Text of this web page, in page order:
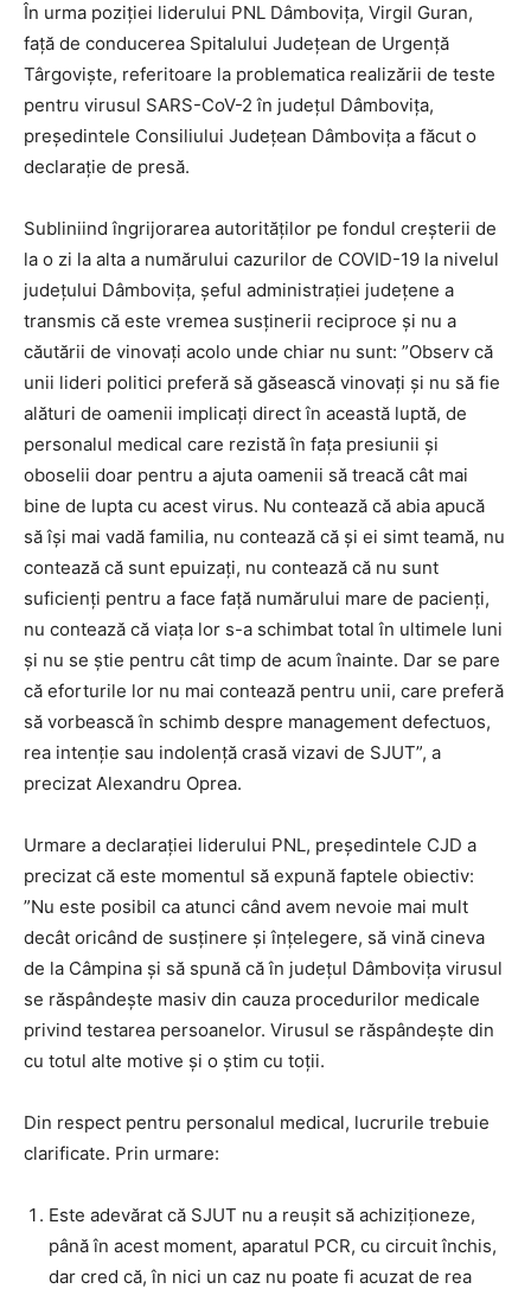
În urma poziției liderului PNL Dâmbovița, Virgil Guran,
față de conducerea Spitalului Județean de Urgență
Târgoviște, referitoare la problematica realizării de teste
pentru virusul SARS-CoV-2 în județul Dâmbovița,
președintele Consiliului Județean Dâmbovița a făcut o
declarație de presă.
Subliniind îngrijorarea autorităților pe fondul creșterii de
la o zi la alta a numărului cazurilor de COVID-19 la nivelul
județului Dâmbovița, șeful administrației județene a
transmis că este vremea susținerii reciproce și nu a
căutării de vinovați acolo unde chiar nu sunt: ”Observ că
unii lideri politici preferă să găsească vinovați și nu să fie
alături de oamenii implicați direct în această luptă, de
personalul medical care rezistă în fața presiunii și
oboselii doar pentru a ajuta oamenii să treacă cât mai
bine de lupta cu acest virus. Nu contează că abia apucă
să își mai vadă familia, nu contează că și ei simt teamă, nu
contează că sunt epuizați, nu contează că nu sunt
suficienți pentru a face față numărului mare de pacienți,
nu contează că viața lor s-a schimbat total în ultimele luni
și nu se știe pentru cât timp de acum înainte. Dar se pare
că eforturile lor nu mai contează pentru unii, care preferă
să vorbească în schimb despre management defectuos,
rea intenție sau indolență crasă vizavi de SJUT”, a
precizat Alexandru Oprea.
Urmare a declarației liderului PNL, președintele CJD a
precizat că este momentul să expună faptele obiectiv:
”Nu este posibil ca atunci când avem nevoie mai mult
decât oricând de susținere și înțelegere, să vină cineva
de la Câmpina și să spună că în județul Dâmbovița virusul
se răspândește masiv din cauza procedurilor medicale
privind testarea persoanelor. Virusul se răspândește din
cu totul alte motive și o știm cu toții.
Din respect pentru personalul medical, lucrurile trebuie
clarificate. Prin urmare:
Este adevărat că SJUT nu a reușit să achiziționeze,
până în acest moment, aparatul PCR, cu circuit închis,
dar cred că, în nici un caz nu poate fi acuzat de rea